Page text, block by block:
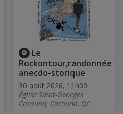
Le
Rockontour,randonnée
anecdo-storique
30 août 2026, 11h00
Église Saint-Georges
Cacouna, Cacouna, QC